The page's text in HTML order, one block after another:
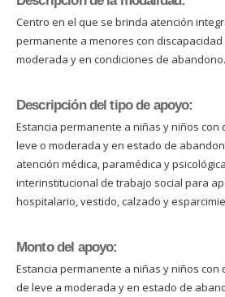
Centro en el que se brinda atención
permanente a menores con
moderada y en condiciones de abandono.
Descripción del tipo de apoyo:
Estancia permanente a niñas y niños con
leve o moderada y en estado de
atención médica, paramédica y
interinstitucional de trabajo social para
hospitalario, vestido, calzado y
Monto del apoyo:
Estancia permanente a niñas y niños con
de leve a moderada y en estado de